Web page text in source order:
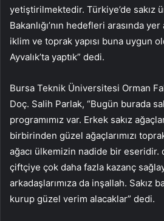
yetiştirilmektedir. Türkiye’de sakız
Bakanlığı’nın hedefleri arasında yer
iklim ve toprak yapısı buna uygun
Ayvalık’ta yaptık” dedi.
Bursa Teknik Üniversitesi Orman
Doç. Salih Parlak, “Bugün burada
programımız var. Erkek sakız
birbirinden güzel ağaçlarımızı
ağacı ülkemizin nadide bir eseridir.
çiftçiye çok daha fazla kazanç
arkadaşlarımıza da inşallah. Sakız
kurup güzel verim alacaklar” dedi.